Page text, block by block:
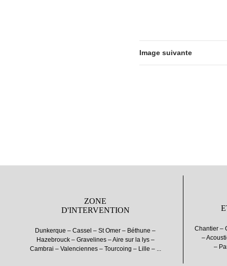
Image suivante
ZONE
D'INTERVENTION
Dunkerque – Cassel – St Omer – Béthune –
Hazebrouck – Gravelines – Aire sur la lys –
Cambrai – Valenciennes – Tourcoing – Lille – ...
Chantier –
–
–